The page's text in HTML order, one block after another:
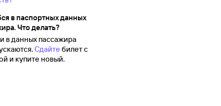
в паспортных данных
Что делать?
в данных пассажира
Сдайте билет с
и купите новый.